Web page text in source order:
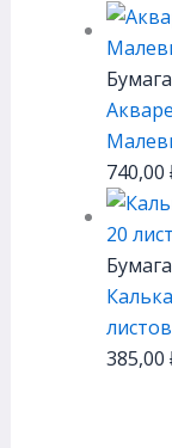
Бумага
740,00
Бумага
листов
385,00